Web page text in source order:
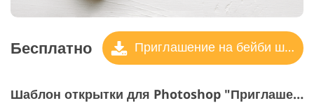
Бесплатно Приглашение на бейби шауэр
Шаблон открытки для Photoshop "Приглашение на день рождения"